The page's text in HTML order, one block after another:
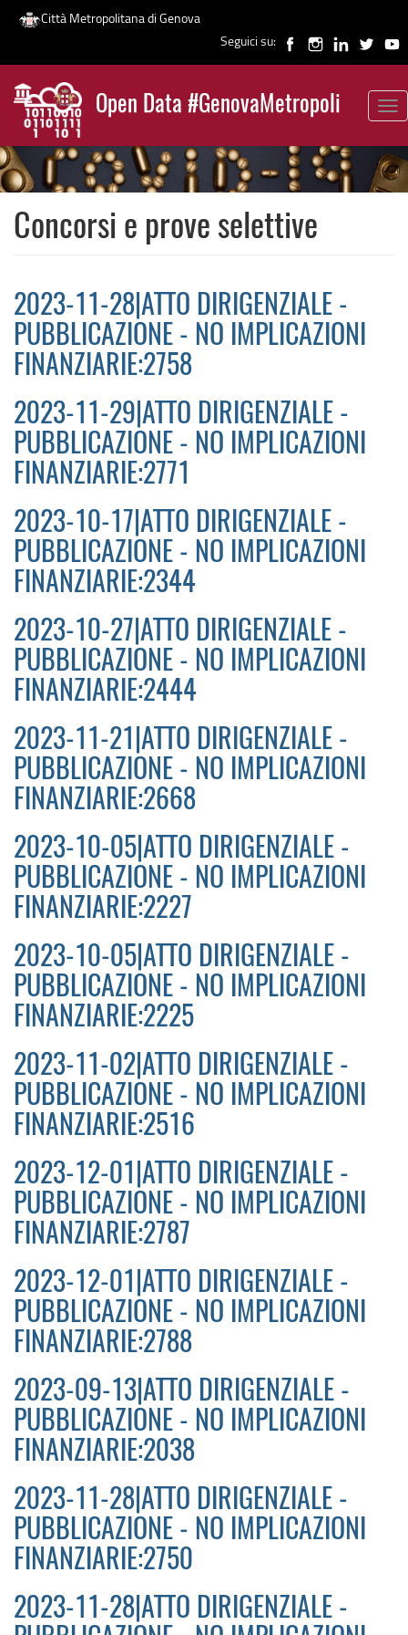
Salta
contenuto
principale
Città Metropolitana di Genova
Seguici su:
Open Data #GenovaMetropoli
News
Concorsi e prove selettive
2023-11-28|ATTO DIRIGENZIALE -
PUBBLICAZIONE - NO IMPLICAZIONI
FINANZIARIE:2758
2023-11-29|ATTO DIRIGENZIALE -
PUBBLICAZIONE - NO IMPLICAZIONI
FINANZIARIE:2771
2023-10-17|ATTO DIRIGENZIALE -
PUBBLICAZIONE - NO IMPLICAZIONI
FINANZIARIE:2344
2023-10-27|ATTO DIRIGENZIALE -
PUBBLICAZIONE - NO IMPLICAZIONI
FINANZIARIE:2444
2023-11-21|ATTO DIRIGENZIALE -
PUBBLICAZIONE - NO IMPLICAZIONI
FINANZIARIE:2668
2023-10-05|ATTO DIRIGENZIALE -
PUBBLICAZIONE - NO IMPLICAZIONI
FINANZIARIE:2227
2023-10-05|ATTO DIRIGENZIALE -
PUBBLICAZIONE - NO IMPLICAZIONI
FINANZIARIE:2225
2023-11-02|ATTO DIRIGENZIALE -
PUBBLICAZIONE - NO IMPLICAZIONI
FINANZIARIE:2516
2023-12-01|ATTO DIRIGENZIALE -
PUBBLICAZIONE - NO IMPLICAZIONI
FINANZIARIE:2787
2023-12-01|ATTO DIRIGENZIALE -
PUBBLICAZIONE - NO IMPLICAZIONI
FINANZIARIE:2788
2023-09-13|ATTO DIRIGENZIALE -
PUBBLICAZIONE - NO IMPLICAZIONI
FINANZIARIE:2038
2023-11-28|ATTO DIRIGENZIALE -
PUBBLICAZIONE - NO IMPLICAZIONI
FINANZIARIE:2750
2023-11-28|ATTO DIRIGENZIALE -